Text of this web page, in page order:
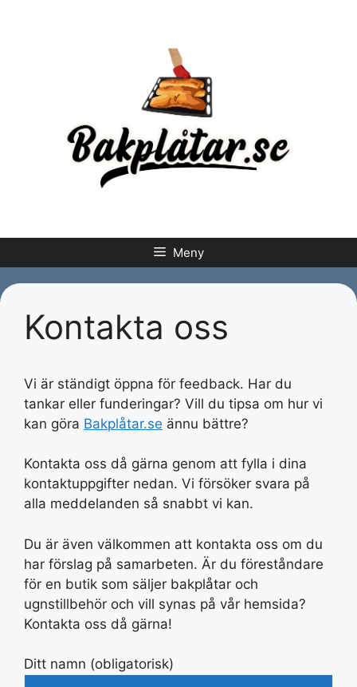
Meny
Kontakta oss
Vi är ständigt öppna för feedback. Har du
tankar eller funderingar? Vill du tipsa om hur vi
kan göra Bakplåtar.se ännu bättre?
Kontakta oss då gärna genom att fylla i dina
kontaktuppgifter nedan. Vi försöker svara på
alla meddelanden så snabbt vi kan.
Du är även välkommen att kontakta oss om du
har förslag på samarbeten. Är du föreståndare
för en butik som säljer bakplåtar och
ugnstillbehör och vill synas på vår hemsida?
Kontakta oss då gärna!
Ditt namn (obligatorisk)